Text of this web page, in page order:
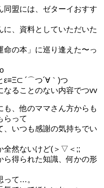
同盟には、ゼターイおすす
、資料としていただいた
命の本」に巡り逢えた〜っ
ε≡Ξ⊂ ´⌒つ´∀｀)つ
なることのない内容でつvv
、他のママさん方からも
らって
、いつも感謝の気持ちでい
全然ないけど(＞▽＜;;
ら得られた知識、何かの形
って…。